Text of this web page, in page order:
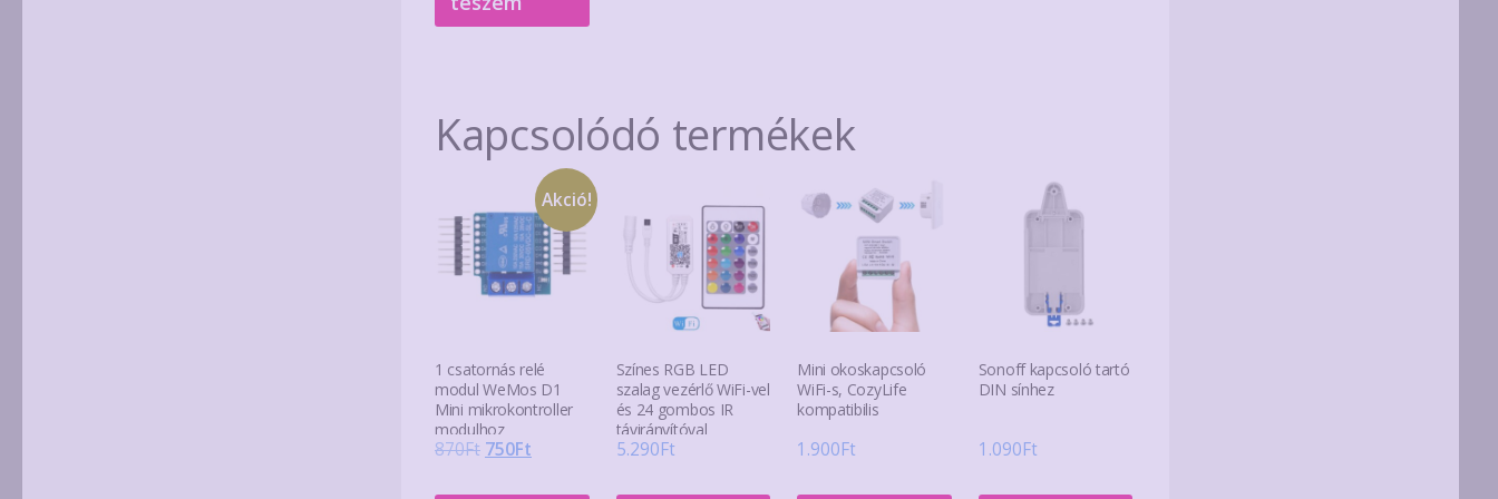
Kapcsolódó termékek
Akció!
1 csatornás relé
modul WeMos D1
Mini mikrokontroller
modulhoz
870Ft Original
750Ft
Színes RGB LED
szalag vezérlő WiFi-vel
és 24 gombos IR
távirányítóval
5.290Ft
Mini okoskapcsoló
WiFi-s, CozyLife
kompatibilis
1.900Ft
Sonoff kapcsoló tartó
DIN sínhez
1.090Ft